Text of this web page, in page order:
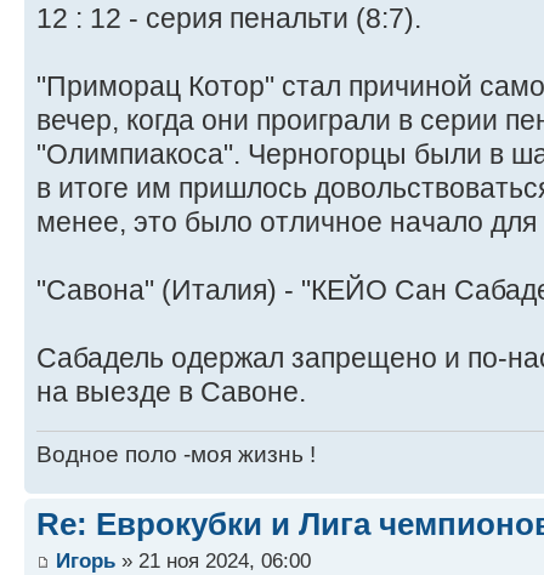
12 : 12 - серия пенальти (8:7).
"Приморац Котор" стал причиной
вечер, когда они проиграли в серии
"Олимпиакоса". Черногорцы были в
в итоге им пришлось
менее, это было отличное начало для
"Савона" (Италия) - "КЕЙО Сан
Сабадель одержал запрещено и по-
на выезде в Савоне.
Водное поло -моя жизнь !
Re: Еврокубки и Лига
Игорь » 21 ноя 2024, 06:00